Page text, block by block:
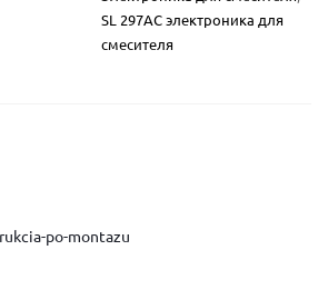
SL 297AC электроника для
смесителя
po-montazu